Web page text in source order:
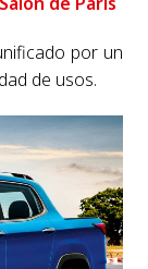
por un
de usos.